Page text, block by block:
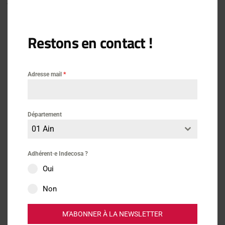
Actus
Communiqués
Restons en contact !
Adresse mail *
Département
01 Ain
Adhérent·e Indecosa ?
Oui
Non
M'ABONNER À LA NEWSLETTER